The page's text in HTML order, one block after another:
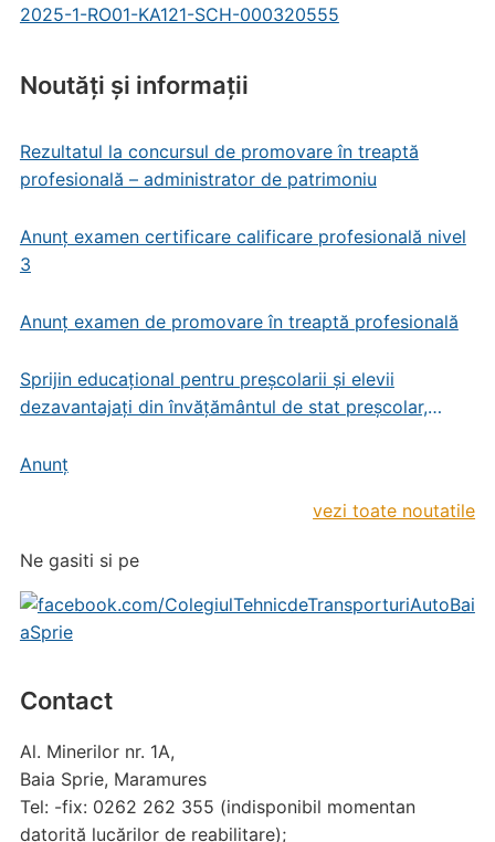
2025-1-RO01-KA121-SCH-000320555
Noutăți și informații
Rezultatul la concursul de promovare în treaptă
profesională – administrator de patrimoniu
Anunț examen certificare calificare profesională nivel
3
Anunț examen de promovare în treaptă profesională
Sprijin educațional pentru preșcolarii și elevii
dezavantajați din învățământul de stat preșcolar,
Anunț
vezi toate noutatile
Ne gasiti si pe
Contact
Al. Minerilor nr. 1A,
Baia Sprie, Maramures
Tel: -fix: 0262 262 355 (indisponibil momentan
datorită lucărilor de reabilitare);